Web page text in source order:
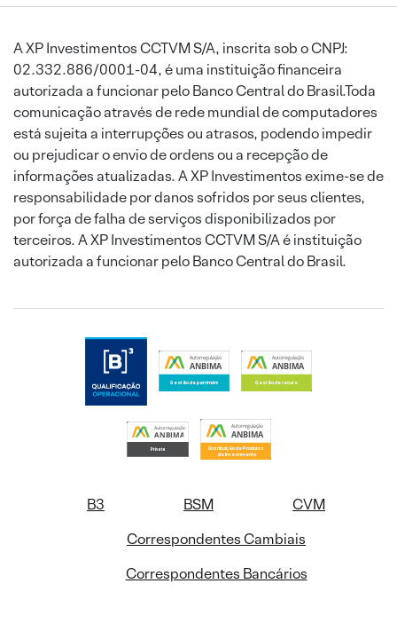
A XP Investimentos CCTVM S/A, inscrita sob o CNPJ:
02.332.886/0001-04, é uma instituição financeira
autorizada a funcionar pelo Banco Central do Brasil.Toda
comunicação através de rede mundial de computadores
está sujeita a interrupções ou atrasos, podendo impedir
ou prejudicar o envio de ordens ou a recepção de
informações atualizadas. A XP Investimentos exime-se de
responsabilidade por danos sofridos por seus clientes,
por força de falha de serviços disponibilizados por
terceiros. A XP Investimentos CCTVM S/A é instituição
autorizada a funcionar pelo Banco Central do Brasil.
B3 BSM
CVM
Correspondentes Cambiais
Correspondentes Bancários